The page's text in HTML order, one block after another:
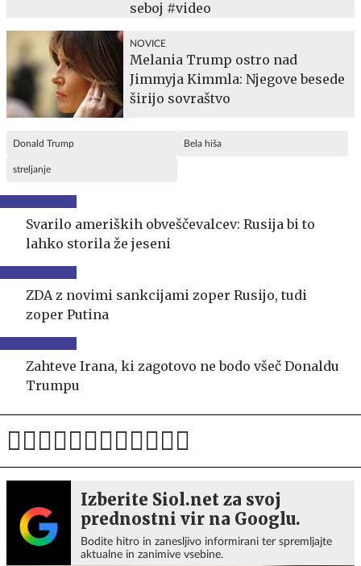
seboj #video
NOVICE
Melania Trump ostro nad
Jimmyja Kimmla: Njegove besede
širijo sovraštvo
Donald Trump Bela hiša
streljanje
Svarilo ameriških obveščevalcev: Rusija bi to
lahko storila že jeseni
ZDA z novimi sankcijami zoper Rusijo, tudi
zoper Putina
Zahteve Irana, ki zagotovo ne bodo všeč Donaldu
Trumpu
Izberite Siol.net za svoj
prednostni vir na Googlu.
Bodite hitro in zanesljivo informirani ter spremljajte
aktualne in zanimive vsebine.